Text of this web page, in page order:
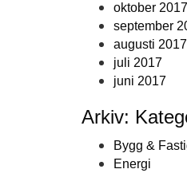
oktober 2017
september
augusti 2017
juli 2017
juni 2017
Arkiv:
Bygg &
Energi